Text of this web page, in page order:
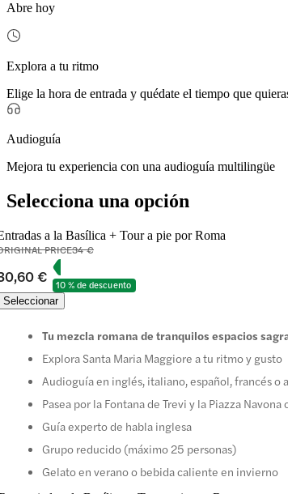
Abre hoy
Explora a tu ritmo
Elige la hora de entrada y quédate el tiempo que
Audioguía
Mejora tu experiencia con una audioguía multilingüe
Selecciona una opción
a la Basílica + Tour a pie por Roma
PRICE34 €
€
10 % de descuento
Seleccionar
Tu mezcla romana de tranquilos espacios
Explora Santa Maria Maggiore a tu ritmo y gusto
Audioguía en inglés, italiano, español, francés o
Pasea por la Fontana de Trevi y la Piazza
Guía experto de habla inglesa
Grupo reducido (máximo 25 personas)
Gelato en verano o bebida caliente en invierno